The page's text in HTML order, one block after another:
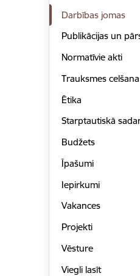
Darbības jomas
Publikācijas un
Normatīvie akti
Trauksmes celšana
Ētika
Starptautiskā
Budžets
Īpašumi
Iepirkumi
Vakances
Projekti
Vēsture
Viegli lasīt